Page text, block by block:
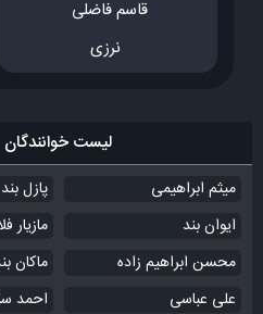
قاسم فاضلی
نرزی
لیست خوانندگان
میثم ابراهیمی
پازل بند
ایوان بند
مازیار
محسن ابراهیم زاده
ماکان
علی عباسی
احمد